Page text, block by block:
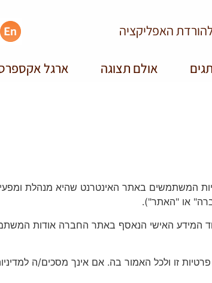
האפליקציה
אולם תצוגה ארגל
המשתמשים באתר האינטרנט שהיא מנהלת
או "האתר").
המידע האישי הנאסף באתר החברה אודות
זו ולכל האמור בה. אם אינך מסכים/ה